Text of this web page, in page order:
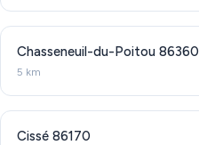
Chasseneuil-du-Poitou 86360
5 km
Cissé 86170